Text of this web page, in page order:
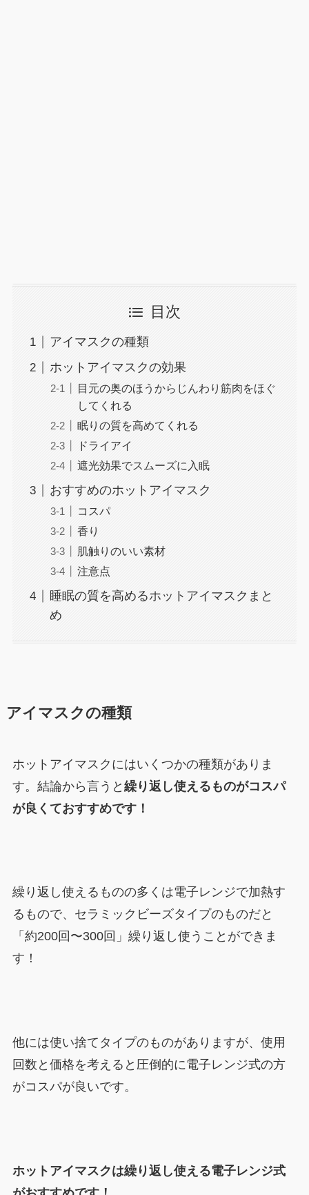
目次
アイマスクの種類
ホットアイマスクの効果
目元の奥のほうからじんわり筋肉をほぐ
してくれる
眠りの質を高めてくれる
ドライアイ
遮光効果でスムーズに入眠
おすすめのホットアイマスク
コスパ
香り
肌触りのいい素材
注意点
睡眠の質を高めるホットアイマスクまと
め
アイマスクの種類
ホットアイマスクにはいくつかの種類がありま
す。結論から言うと 繰り返し使えるものがコスパ
が良くておすすめです！
繰り返し使えるものの多くは電子レンジで加熱す
るもので、セラミックビーズタイプのものだと
「約200回〜300回」繰り返し使うことができま
す！
他には使い捨てタイプのものがありますが、使用
回数と価格を考えると圧倒的に電子レンジ式の方
がコスパが良いです。
ホットアイマスクは繰り返し使える電子レンジ式